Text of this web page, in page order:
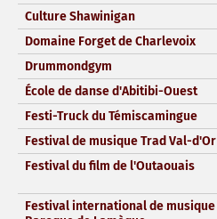
Culture Shawinigan
Domaine Forget de Charlevoix
Drummondgym
École de danse d'Abitibi-Ouest
Festi-Truck du Témiscamingue
Festival de musique Trad Val-d'Or
Festival du film de l'Outaouais
Festival international de musique